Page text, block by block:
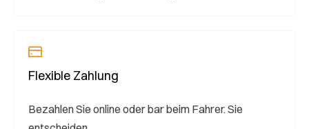
Flexible Zahlung
Bezahlen Sie online oder bar beim Fahrer. Sie